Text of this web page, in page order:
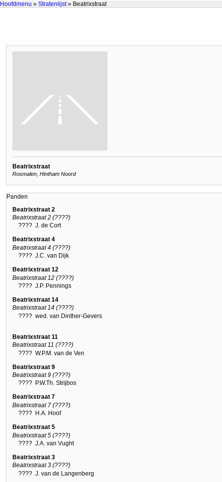
Hoofdmenu » Stratenlijst» Beatrixstraat
Beatrixstraat
Rosmalen, Hintham Noord
Panden
Beatrixstraat 2
Beatrixstraat 2 (????)
???? J. de Cort
Beatrixstraat 4
Beatrixstraat 4 (????)
???? J.C. van Dijk
Beatrixstraat 12
Beatrixstraat 12 (????)
???? J.P. Pennings
Beatrixstraat 14
Beatrixstraat 14 (????)
???? wed. van Dinther-Gevers
Beatrixstraat 11
Beatrixstraat 11 (????)
???? W.P.M. van de Ven
Beatrixstraat 9
Beatrixstraat 9 (????)
???? P.W.Th. Strijbos
Beatrixstraat 7
Beatrixstraat 7 (????)
???? H.A. Hoof
Beatrixstraat 5
Beatrixstraat 5 (????)
???? J.A. van Vught
Beatrixstraat 3
Beatrixstraat 3 (????)
???? J. van de Langenberg